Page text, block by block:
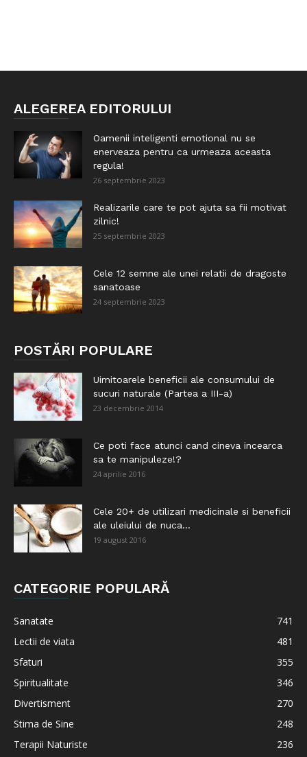
ALEGEREA EDITORULUI
Oamenii inteligenti emotional nu se
enerveaza pentru ca urmeaza aceasta
regula!
26 septembrie 2023
Realizarile care te pot ajuta sa fii motivat
zilnic!
25 septembrie 2023
Cele 12 semne ale unei relatii de dragoste
sanatoase
24 septembrie 2023
POSTĂRI POPULARE
Uimitoarele beneficii ale consumului de
sucuri naturale (Partea a III-a)
23 decembrie 2014
Ce poti face atunci cand cineva incearca
sa te manipuleze!?
24 aprilie 2016
Cele 20+ de utilizari medicinale si beneficii
ale uleiului de nuca...
19 august 2016
CATEGORIE POPULARĂ
Sanatate
741
Lectii de viata
481
Sfaturi
355
Spiritualitate
346
Divertisment
270
Stima de Sine
248
Terapii Naturiste
236